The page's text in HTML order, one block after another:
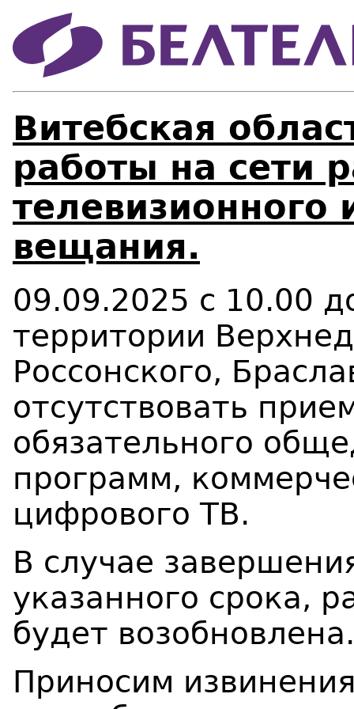
Витебская
работы на сети
телевизионного
вещания.
09.09.2025 c 10.00
территории
Россонского,
отсутствовать
обязательного
программ,
цифрового ТВ.
В случае
указанного срока,
будет возобновлена.
Приносим